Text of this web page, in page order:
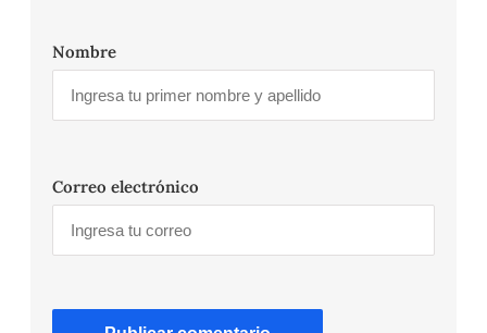
Nombre
Correo electrónico